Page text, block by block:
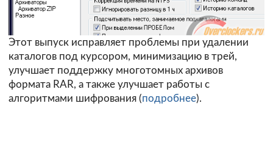
Этот выпуск исправляет проблемы при удалении
каталогов под курсором, минимизацию в трей,
улучшает поддержку многотомных архивов
формата RAR, а также улучшает работы с
алгоритмами шифрования (подробнее).